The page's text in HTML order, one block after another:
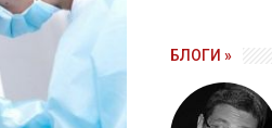
БЛОГИ »